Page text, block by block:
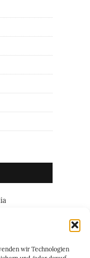
wir Technologien